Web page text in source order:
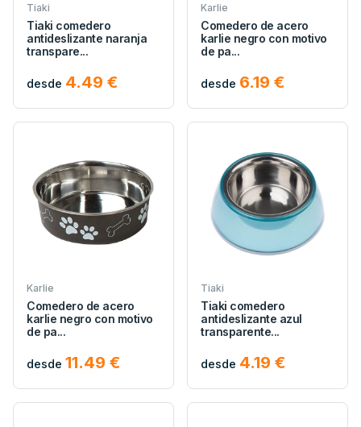
Tiaki
Tiaki comedero
antideslizante naranja
transpare...
desde 4.49 €
Karlie
Comedero de acero
karlie negro con motivo
de pa...
desde 6.19 €
Karlie
Comedero de acero
karlie negro con motivo
de pa...
desde 11.49 €
Tiaki
Tiaki comedero
antideslizante azul
transparente...
desde 4.19 €